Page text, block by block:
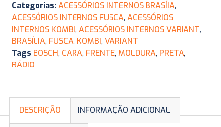
Categorias:ACESSÓRIOS INTERNOS BRASÍIA,
ACESSÓRIOS INTERNOS FUSCA, ACESSÓRIOS
INTERNOS KOMBI, ACESSÓRIOS INTERNOS VARIANT,
BRASÍLIA, FUSCA, KOMBI, VARIANT
Tags BOSCH, CARA, FRENTE, MOLDURA, PRETA,
RÁDIO
DESCRIÇÃO INFORMAÇÃO ADICIONAL